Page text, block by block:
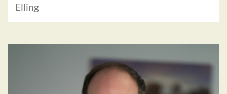
Elling